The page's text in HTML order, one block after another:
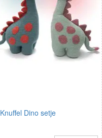
Knuffel Dino setje